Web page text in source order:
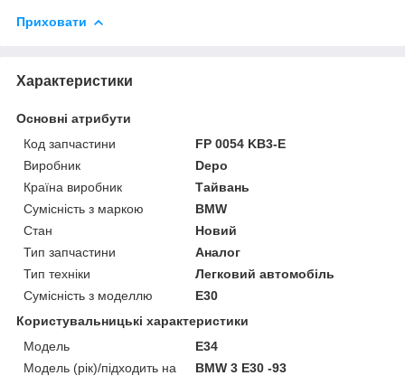
Приховати
Характеристики
Основні атрибути
Код запчастини
FP 0054 KB3-E
Виробник
Depo
Країна виробник
Тайвань
Сумісність з маркою
BMW
Стан
Новий
Тип запчастини
Аналог
Тип техніки
Легковий автомобіль
Сумісність з моделлю
E30
Користувальницькі характеристики
Мoдель
E34
Модель (рік)/підходить на
BMW 3 E30 -93